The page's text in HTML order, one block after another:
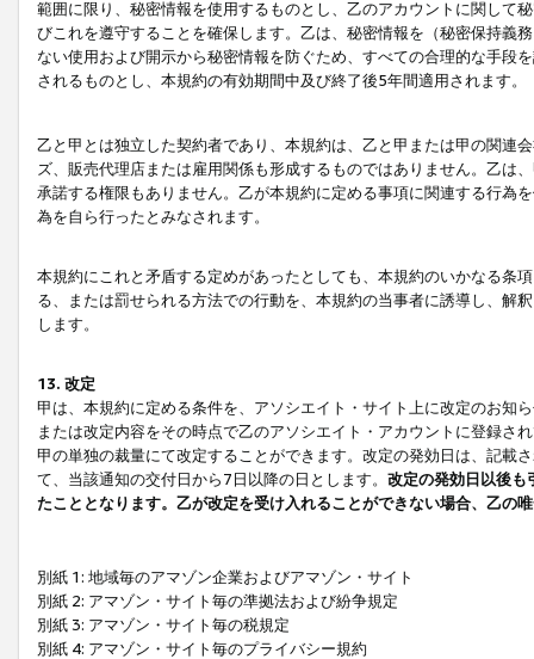
範囲に限り、秘密情報を使用するものとし、乙のアカウントに関して
びこれを遵守することを確保します。乙は、秘密情報を（秘密保持義
ない使用および開示から秘密情報を防ぐため、すべての合理的な手段
されるものとし、本規約の有効期間中及び終了後5年間適用されます。
乙と甲とは独立した契約者であり、本規約は、乙と甲または甲の関連
ズ、販売代理店または雇用関係も形成するものではありません。乙は
承諾する権限もありません。乙が本規約に定める事項に関連する行為
為を自ら行ったとみなされます。
本規約にこれと矛盾する定めがあったとしても、本規約のいかなる条
る、または罰せられる方法での行動を、本規約の当事者に誘導し、解
します。
13. 改定
甲は、本規約に定める条件を、アソシエイト・サイト上に改定のお知
または改定内容をその時点で乙のアソシエイト・アカウントに登録さ
甲の単独の裁量にて改定することができます。改定の発効日は、記載
て、当該通知の交付日から7日以降の日とします。 改定の発効日以後も
たこととなります。乙が改定を受け入れることができない場合、乙の
別紙 1: 地域毎のアマゾン企業およびアマゾン・サイト
別紙 2: アマゾン・サイト毎の準拠法および紛争規定
別紙 3: アマゾン・サイト毎の税規定
別紙 4: アマゾン・サイト毎のプライバシー規約